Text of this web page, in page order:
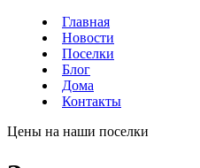
Главная
Новости
Поселки
Блог
Дома
Контакты
Цены на наши поселки